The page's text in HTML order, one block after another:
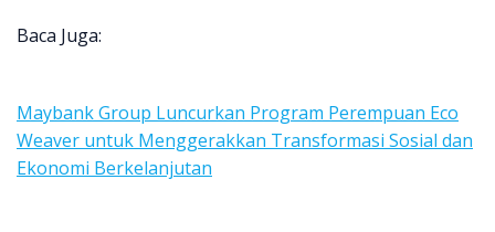
Baca Juga:
Maybank Group Luncurkan Program Perempuan Eco
Weaver untuk Menggerakkan Transformasi Sosial dan
Ekonomi Berkelanjutan